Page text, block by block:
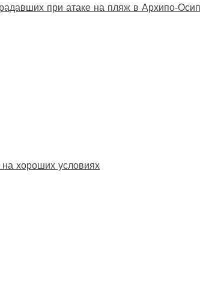
при атаке на пляж в
хороших условиях